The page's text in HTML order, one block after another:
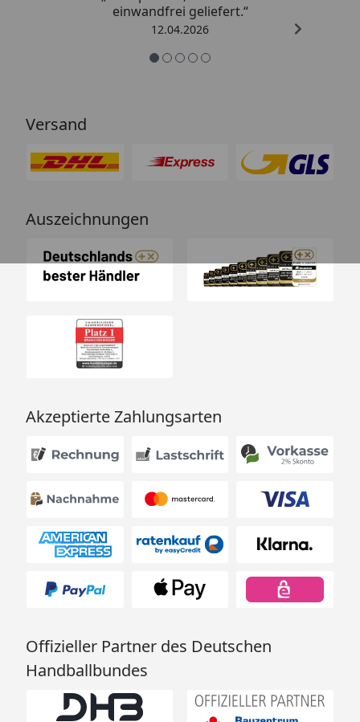
einwandfrei geliefert.“
12.04.2026
Versand
Auszeichnungen
Akzeptierte Zahlungsarten
Offizieller Partner des Deutschen
Handballbundes